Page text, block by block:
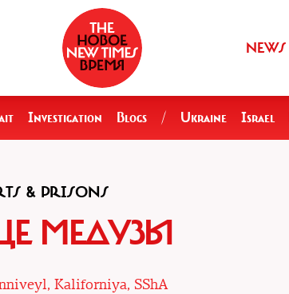
NEWS
Investigation Blogs / Ukraine Israel
& PRISONS
МЕДУЗЫ
Kaliforniya, SShA